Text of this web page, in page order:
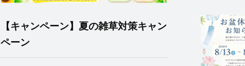
【キャンペーン】夏の雑草対策キャン
ペーン